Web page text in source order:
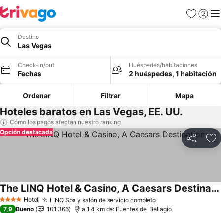
Favoritos
Iniciar
Destino
Las Vegas
Check-in/out
Fechas
Huéspedes/habitaciones
2 huéspedes, 1 habitación
Ordenar Filtrar Mapa
Hoteles baratos en Las Vegas, EE. UU.
Cómo los pagos afectan nuestro ranking
Compartir
Opción destacada
4 EstrellasHotel LINQ Spa y salón de servicio completoVer precios
The LINQ Hotel & Casino, A Caesars Destination
Ver precios
7,9 Bueno 101.366 a 1.4 km de: Fuentes del Bellagio